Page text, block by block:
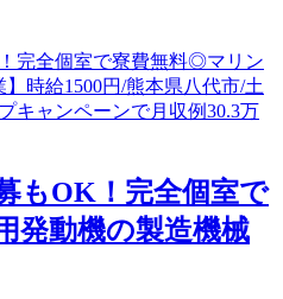
もOK！完全個室で
発動機の製造機械